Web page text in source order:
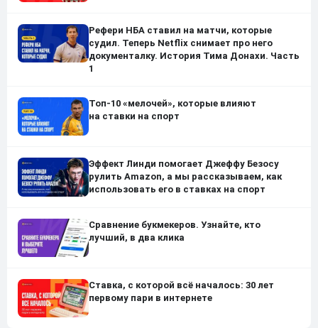
Рефери НБА ставил на матчи, которые
судил. Теперь Netflix снимает про него
документалку. История Тима Донахи. Часть
1
Топ-10 «мелочей», которые влияют
на ставки на спорт
Эффект Линди помогает Джеффу Безосу
рулить Amazon, а мы рассказываем, как
использовать его в ставках на спорт
Сравнение букмекеров. Узнайте, кто
лучший, в два клика
Ставка, с которой всё началось: 30 лет
первому пари в интернете